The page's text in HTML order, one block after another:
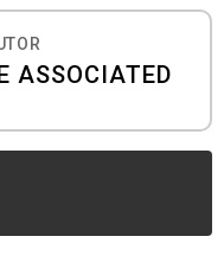
ASSOCIATED